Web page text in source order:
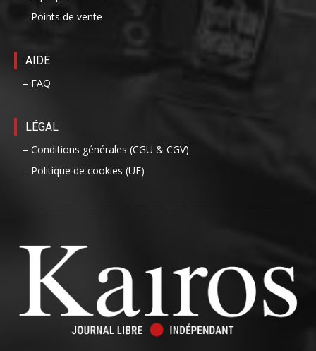
– Points de vente
AIDE
– FAQ
LÉGAL
– Conditions générales (CGU & CGV)
– Politique de cookies (UE)